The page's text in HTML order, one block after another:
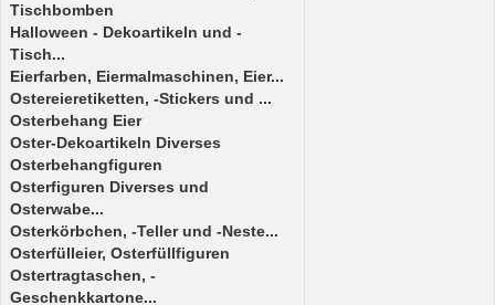
Tischbomben
Halloween - Dekoartikeln und -
Tisch...
Eierfarben, Eiermalmaschinen, Eier...
Ostereieretiketten, -Stickers und ...
Osterbehang Eier
Oster-Dekoartikeln Diverses
Osterbehangfiguren
Osterfiguren Diverses und
Osterwabe...
Osterkörbchen, -Teller und -Neste...
Osterfülleier, Osterfüllfiguren
Ostertragtaschen, -
Geschenkkartone...